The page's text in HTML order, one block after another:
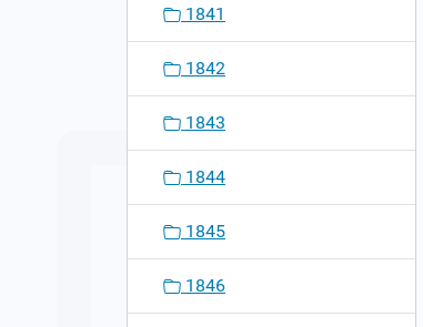
n
1841
1842
1843
1844
1845
1846